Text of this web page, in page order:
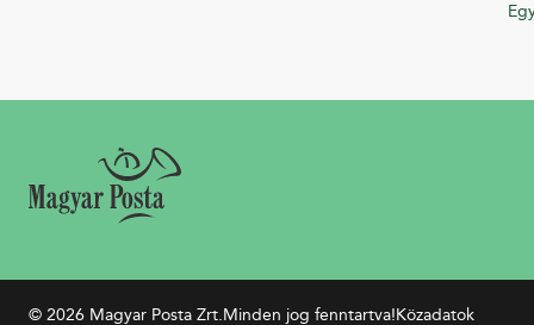
© 2026 Magyar Posta Zrt.Minden jog fenntartva!Közadatok